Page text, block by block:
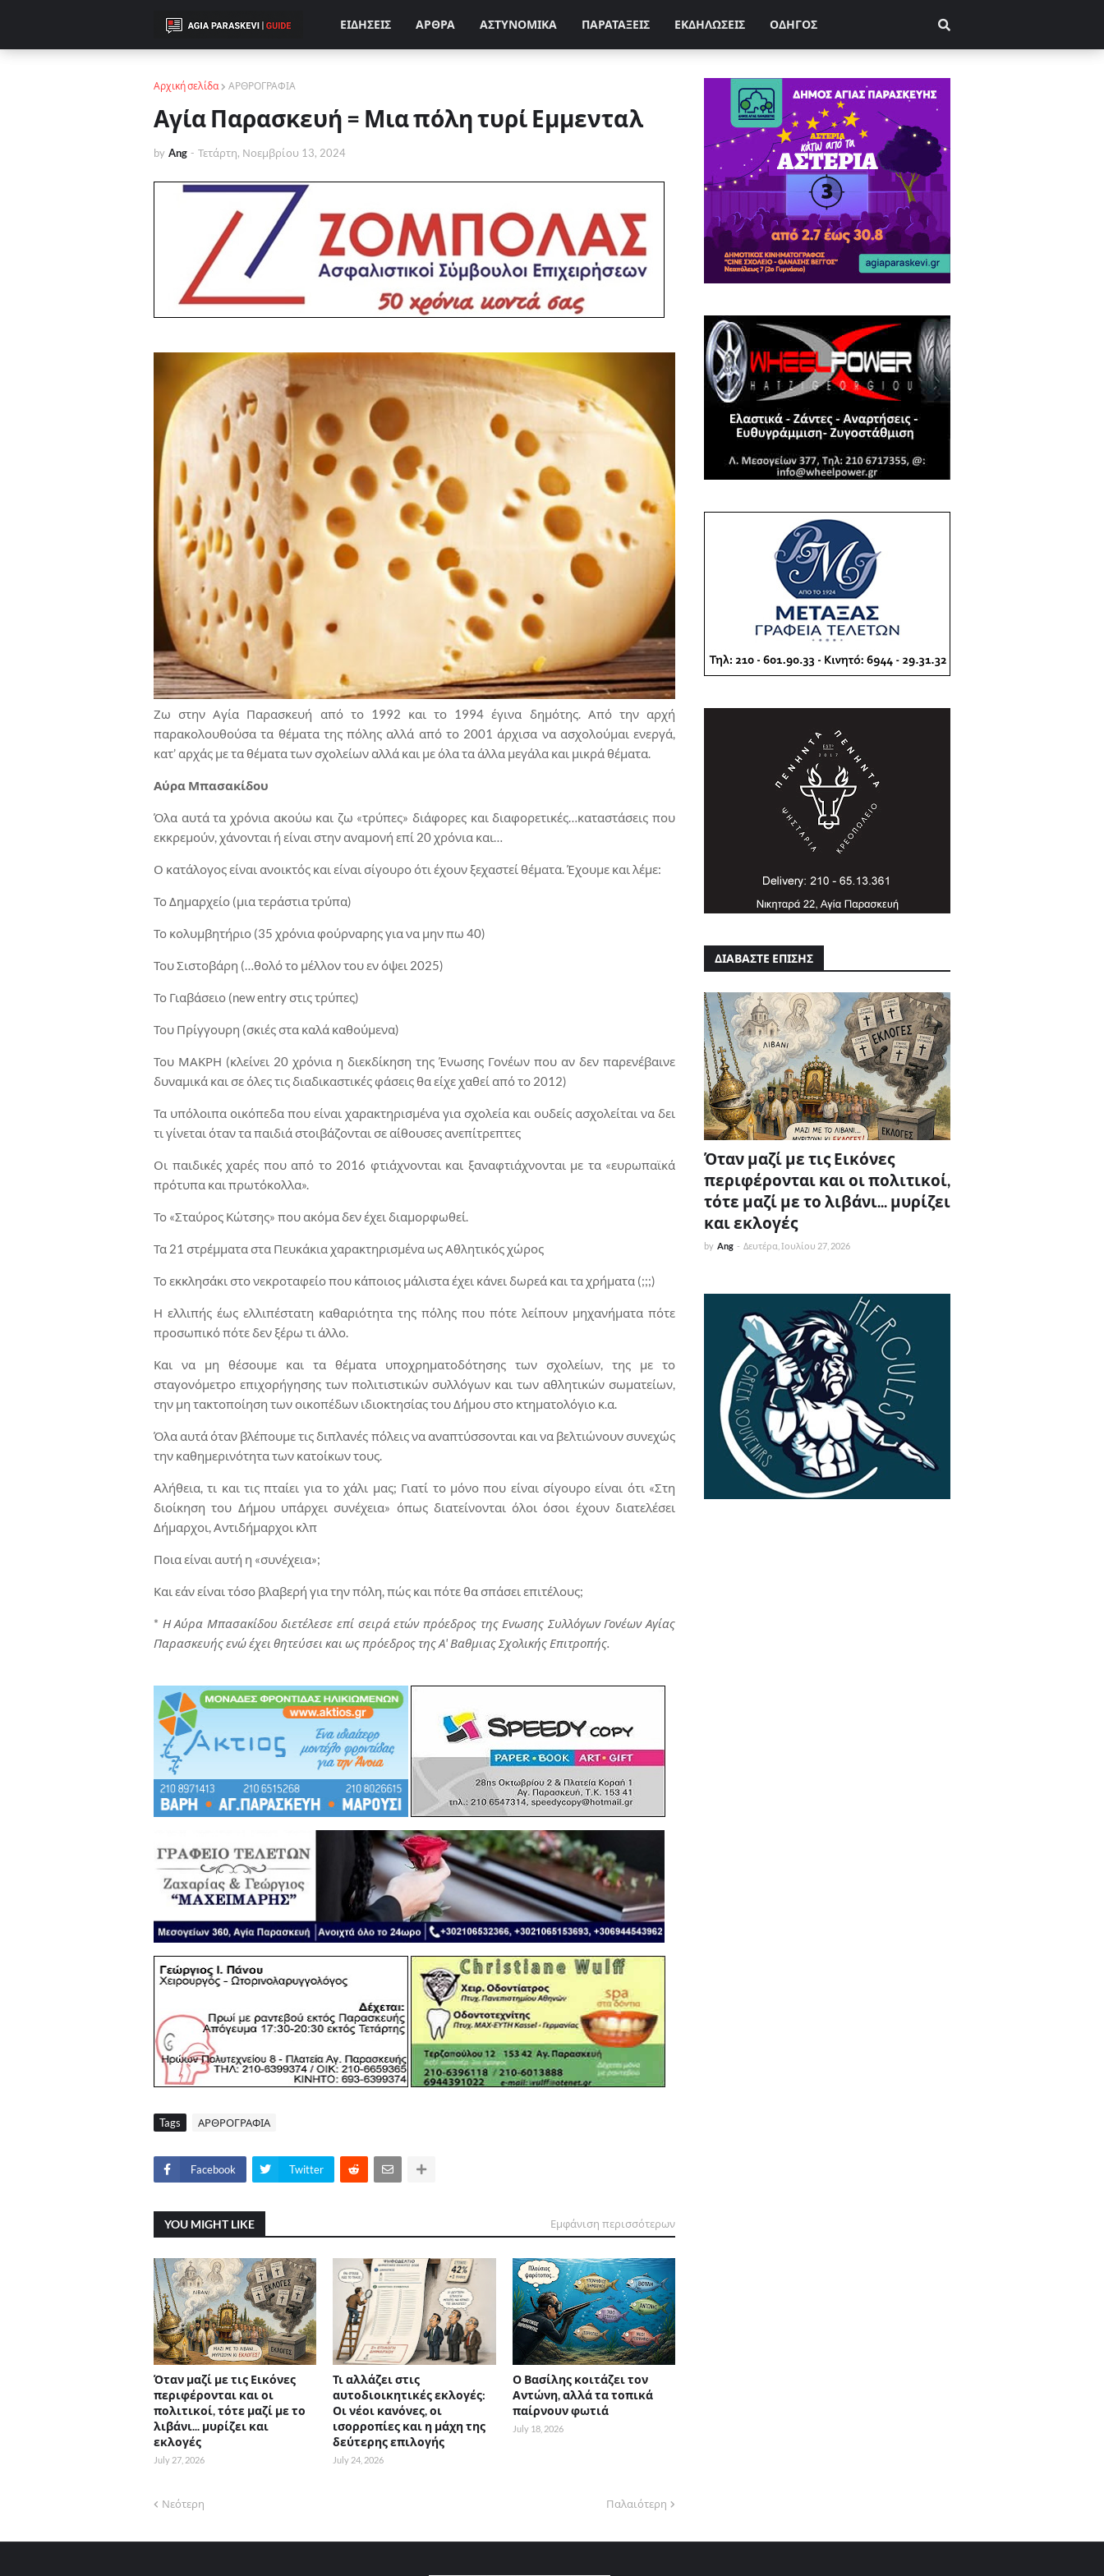
ΕΙΔΗΣΕΙΣ ΑΡΘΡΑ ΑΣΤΥΝΟΜΙΚΑ ΠΑΡΑΤΑΞΕΙΣ ΕΚΔΗΛΩΣΕΙΣ ΟΔΗΓΟΣ
Αρχική σελίδα ΑΡΘΡΟΓΡΑΦΙΑ
Αγία Παρασκευή = Μια πόλη τυρί Εμμενταλ
by Ang - Τετάρτη, Νοεμβρίου 13, 2024
Ζω στην Αγία Παρασκευή από το 1992 και το 1994 έγινα δημότης. Από την αρχή
παρακολουθούσα τα θέματα της πόλης αλλά από το 2001 άρχισα να ασχολούμαι ενεργά,
κατ’ αρχάς με τα θέματα των σχολείων αλλά και με όλα τα άλλα μεγάλα και μικρά θέματα.
Αύρα Μπασακίδου
Όλα αυτά τα χρόνια ακούω και ζω «τρύπες» διάφορες και διαφορετικές…καταστάσεις που
εκκρεμούν, χάνονται ή είναι στην αναμονή επί 20 χρόνια και…
Ο κατάλογος είναι ανοικτός και είναι σίγουρο ότι έχουν ξεχαστεί θέματα. Έχουμε και λέμε:
Το Δημαρχείο (μια τεράστια τρύπα)
Το κολυμβητήριο (35 χρόνια φούρναρης για να μην πω 40)
Του Σιστοβάρη (…θολό το μέλλον του εν όψει 2025)
Το Γιαβάσειο (new entry στις τρύπες)
Του Πρίγγουρη (σκιές στα καλά καθούμενα)
Του ΜΑΚΡΗ (κλείνει 20 χρόνια η διεκδίκηση της Ένωσης Γονέων που αν δεν παρενέβαινε
δυναμικά και σε όλες τις διαδικαστικές φάσεις θα είχε χαθεί από το 2012)
Τα υπόλοιπα οικόπεδα που είναι χαρακτηρισμένα για σχολεία και ουδείς ασχολείται να δει
τι γίνεται όταν τα παιδιά στοιβάζονται σε αίθουσες ανεπίτρεπτες
Οι παιδικές χαρές που από το 2016 φτιάχνονται και ξαναφτιάχνονται με τα «ευρωπαϊκά
πρότυπα και πρωτόκολλα».
Το «Σταύρος Κώτσης» που ακόμα δεν έχει διαμορφωθεί.
Τα 21 στρέμματα στα Πευκάκια χαρακτηρισμένα ως Αθλητικός χώρος
Το εκκλησάκι στο νεκροταφείο που κάποιος μάλιστα έχει κάνει δωρεά και τα χρήματα (;;;)
Η ελλιπής έως ελλιπέστατη καθαριότητα της πόλης που πότε λείπουν μηχανήματα πότε
προσωπικό πότε δεν ξέρω τι άλλο.
Και να μη θέσουμε και τα θέματα υποχρηματοδότησης των σχολείων, της με το
σταγονόμετρο επιχορήγησης των πολιτιστικών συλλόγων και των αθλητικών σωματείων,
την μη τακτοποίηση των οικοπέδων ιδιοκτησίας του Δήμου στο κτηματολόγιο κ.α.
Όλα αυτά όταν βλέπουμε τις διπλανές πόλεις να αναπτύσσονται και να βελτιώνουν συνεχώς
την καθημερινότητα των κατοίκων τους.
Αλήθεια, τι και τις πταίει για το χάλι μας; Γιατί το μόνο που είναι σίγουρο είναι ότι «Στη
διοίκηση του Δήμου υπάρχει συνέχεια» όπως διατείνονται όλοι όσοι έχουν διατελέσει
Δήμαρχοι, Αντιδήμαρχοι κλπ
Ποια είναι αυτή η «συνέχεια»;
Και εάν είναι τόσο βλαβερή για την πόλη, πώς και πότε θα σπάσει επιτέλους;
* Η Αύρα Μπασακίδου διετέλεσε επί σειρά ετών πρόεδρος της Ενωσης Συλλόγων Γονέων Αγίας
Παρασκευής ενώ έχει θητεύσει και ως πρόεδρος της Α' Βαθμιας Σχολικής Επιτροπής.
Tags ΑΡΘΡΟΓΡΑΦΙΑ
Facebook Twitter
YOU MIGHT LIKE Εμφάνιση περισσότερων
Όταν μαζί με τις Εικόνες
περιφέρονται και οι
πολιτικοί, τότε μαζί με το
λιβάνι... μυρίζει και
εκλογές
July 27, 2026
Τι αλλάζει στις
αυτοδιοικητικές εκλογές:
Οι νέοι κανόνες, οι
ισορροπίες και η μάχη της
δεύτερης επιλογής
July 24, 2026
Ο Βασίλης κοιτάζει τον
Αντώνη, αλλά τα τοπικά
παίρνουν φωτιά
July 18, 2026
Νεότερη Παλαιότερη
ΔΙΑΒΑΣΤΕ ΕΠΙΣΗΣ
Όταν μαζί με τις Εικόνες
περιφέρονται και οι πολιτικοί,
τότε μαζί με το λιβάνι... μυρίζει
και εκλογές
by Ang - Δευτέρα, Ιουλίου 27, 2026